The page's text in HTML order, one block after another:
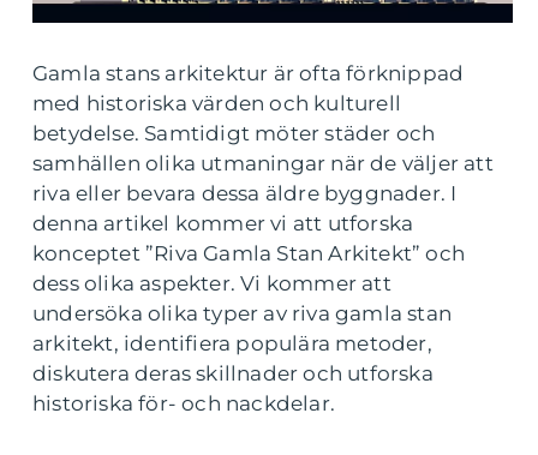
Gamla stans arkitektur är ofta förknippad
med historiska värden och kulturell
betydelse. Samtidigt möter städer och
samhällen olika utmaningar när de väljer att
riva eller bevara dessa äldre byggnader. I
denna artikel kommer vi att utforska
konceptet ”Riva Gamla Stan Arkitekt” och
dess olika aspekter. Vi kommer att
undersöka olika typer av riva gamla stan
arkitekt, identifiera populära metoder,
diskutera deras skillnader och utforska
historiska för- och nackdelar.